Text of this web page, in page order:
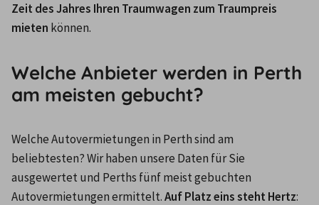
Zeit des Jahres Ihren Traumwagen zum Traumpreis
mieten können.
Welche Anbieter werden in Perth
am meisten gebucht?
Welche Autovermietungen in Perth sind am
beliebtesten? Wir haben unsere Daten für Sie
ausgewertet und Perths fünf meist gebuchten
Autovermietungen ermittelt. Auf Platz eins steht Hertz: